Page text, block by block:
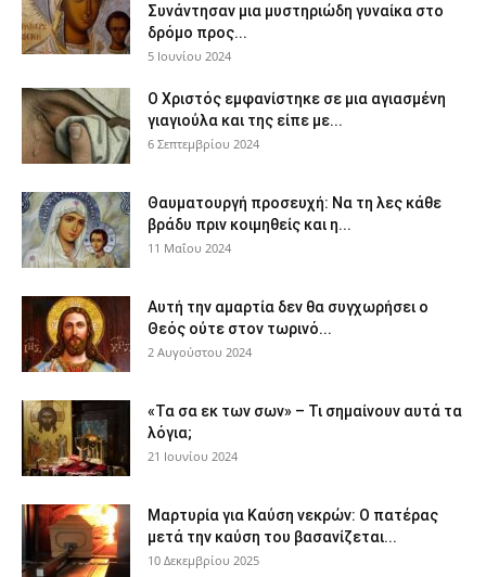
Συνάντησαν μια μυστηριώδη γυναίκα στο
δρόμο προς...
5 Ιουνίου 2024
Ο Χριστός εμφανίστηκε σε μια αγιασμένη
γιαγιούλα και της είπε με...
6 Σεπτεμβρίου 2024
Θαυματουργή προσευχή: Να τη λες κάθε
βράδυ πριν κοιμηθείς και η...
11 Μαΐου 2024
Αυτή την αμαρτία δεν θα συγχωρήσει ο
Θεός ούτε στον τωρινό...
2 Αυγούστου 2024
«Τα σα εκ των σων» – Τι σημαίνουν αυτά τα
λόγια;
21 Ιουνίου 2024
Μαρτυρία για Καύση νεκρών: Ο πατέρας
μετά την καύση του βασανίζεται...
10 Δεκεμβρίου 2025